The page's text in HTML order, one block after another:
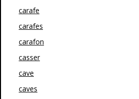
carafe
carafes
carafon
casser
cave
caves